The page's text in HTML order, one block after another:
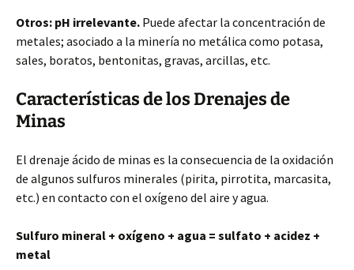
Otros: pH irrelevante. Puede afectar la concentración de
metales; asociado a la minería no metálica como potasa,
sales, boratos, bentonitas, gravas, arcillas, etc.
Características de los Drenajes de
Minas
El drenaje ácido de minas es la consecuencia de la oxidación
de algunos sulfuros minerales (pirita, pirrotita, marcasita,
etc.) en contacto con el oxígeno del aire y agua.
Sulfuro mineral + oxígeno + agua = sulfato + acidez +
metal